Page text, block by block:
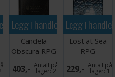
Legg i handlekurven
Candela
Obscura RPG
Core
Rulebook
403,- Antall på
lager:2
Legg i
Lost at Sea
RPG
229,- Antall på
lager:1